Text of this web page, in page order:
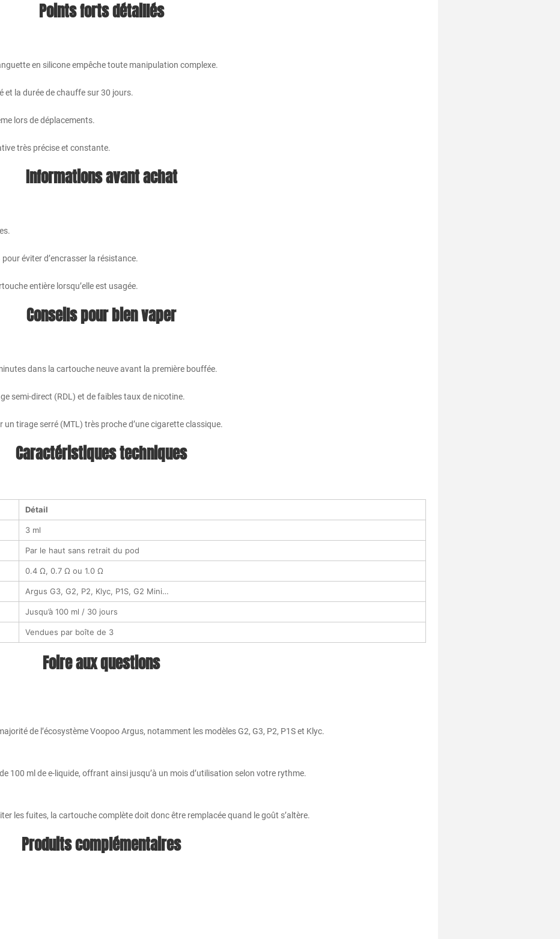
Points forts détaillés
en silicone empêche toute manipulation complexe.
et la durée de chauffe sur 30 jours.
lors de déplacements.
très précise et constante.
Informations avant achat
éviter d’encrasser la résistance.
entière lorsqu’elle est usagée.
Conseils pour bien vaper
dans la cartouche neuve avant la première bouffée.
semi-direct (RDL) et de faibles taux de nicotine.
tirage serré (MTL) très proche d’une cigarette classique.
Caractéristiques techniques
Détail
3 ml
Par le haut sans retrait du pod
0.4 Ω, 0.7 Ω ou 1.0 Ω
Argus G3, G2, P2, Klyc, P1S, G2 Mini…
Jusqu’à 100 ml / 30 jours
Vendues par boîte de 3
Foire aux questions
de l’écosystème Voopoo Argus, notamment les modèles G2, G3, P2, P1S et Klyc.
100 ml de e-liquide, offrant ainsi jusqu’à un mois d’utilisation selon votre rythme.
les fuites, la cartouche complète doit donc être remplacée quand le goût s’altère.
Produits complémentaires